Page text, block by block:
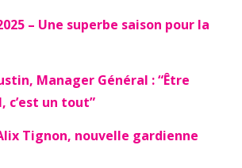
– Une superbe saison pour la
Manager Général : “Être
c’est un tout”
Tignon, nouvelle gardienne